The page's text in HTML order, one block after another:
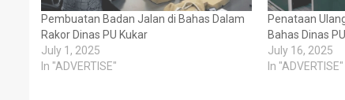
Pembuatan Badan Jalan di Bahas Dalam
Rakor Dinas PU Kukar
July 1, 2025
In "ADVERTISE"
Penataan
Bahas Dinas
July 16, 2025
In "ADVERTISE"